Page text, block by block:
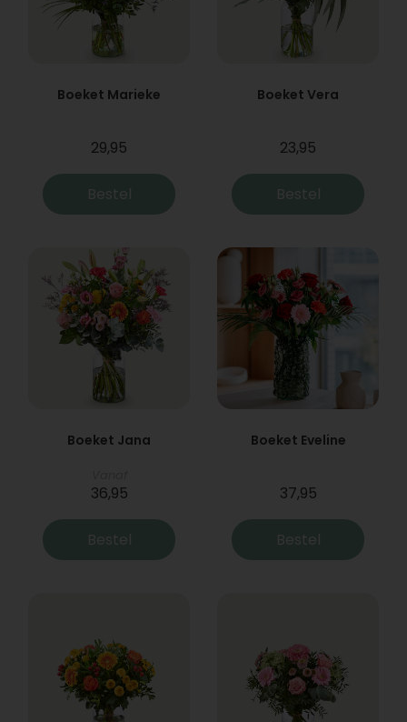
Boeket Marieke
29,95
Bestel
Boeket Vera
23,95
Bestel
Boeket Jana
36,95
Bestel
Boeket Eveline
37,95
Bestel